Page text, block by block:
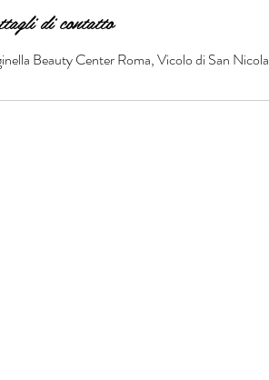
di contatto
Beauty Center Roma, Vicolo di San